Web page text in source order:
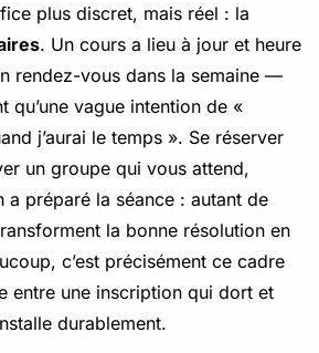
plus discret, mais réel : la
. Un cours a lieu à jour et heure
rendez-vous dans la semaine —
qu’une vague intention de «
j’aurai le temps ». Se réserver
un groupe qui vous attend,
a préparé la séance : autant de
la bonne résolution en
c’est précisément ce cadre
entre une inscription qui dort et
durablement.